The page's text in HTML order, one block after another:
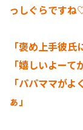
っしぐらですね
「褒め上手彼氏
「嬉しいよーて
「パパママが
ぁ」